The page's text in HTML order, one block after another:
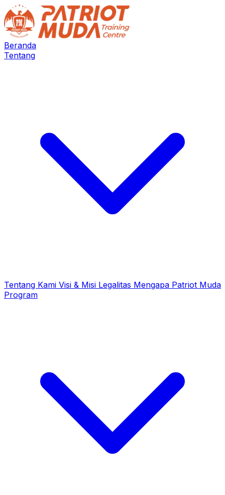
Beranda
Tentang
Tentang Kami Visi & Misi Legalitas Mengapa Patriot Muda
Program